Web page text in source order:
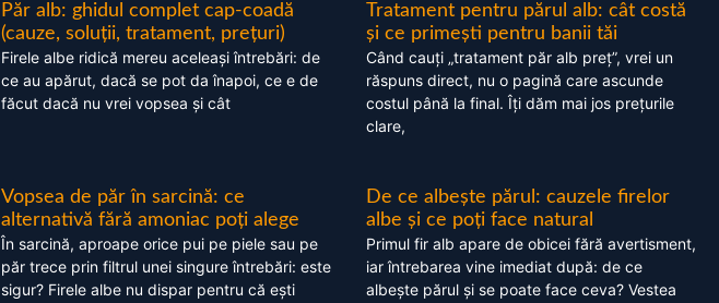
Păr alb: ghidul complet cap-coadă
(cauze, soluții, tratament, prețuri)
Firele albe ridică mereu aceleași întrebări: de
ce au apărut, dacă se pot da înapoi, ce e de
făcut dacă nu vrei vopsea și cât
Tratament pentru părul alb: cât costă
și ce primești pentru banii tăi
Când cauți „tratament păr alb preț”, vrei un
răspuns direct, nu o pagină care ascunde
costul până la final. Îți dăm mai jos prețurile
clare,
Vopsea de păr în sarcină: ce
alternativă fără amoniac poți alege
În sarcină, aproape orice pui pe piele sau pe
păr trece prin filtrul unei singure întrebări: este
sigur? Firele albe nu dispar pentru că ești
De ce albește părul: cauzele firelor
albe și ce poți face natural
Primul fir alb apare de obicei fără avertisment,
iar întrebarea vine imediat după: de ce
albește părul și se poate face ceva? Vestea